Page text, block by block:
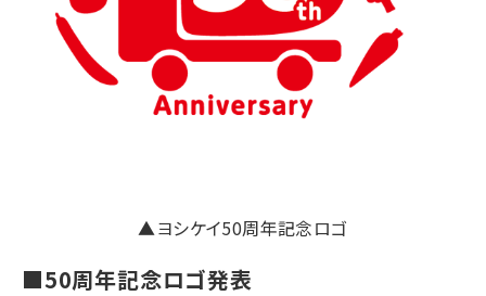
▲ヨシケイ50周年記念ロゴ
■50周年記念ロゴ発表